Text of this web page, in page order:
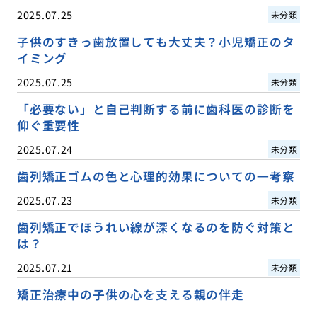
2025.07.25 未分類
子供のすきっ歯放置しても大丈夫？小児矯正のタ
イミング
2025.07.25 未分類
「必要ない」と自己判断する前に歯科医の診断を
仰ぐ重要性
2025.07.24 未分類
歯列矯正ゴムの色と心理的効果についての一考察
2025.07.23 未分類
歯列矯正でほうれい線が深くなるのを防ぐ対策と
は？
2025.07.21 未分類
矯正治療中の子供の心を支える親の伴走